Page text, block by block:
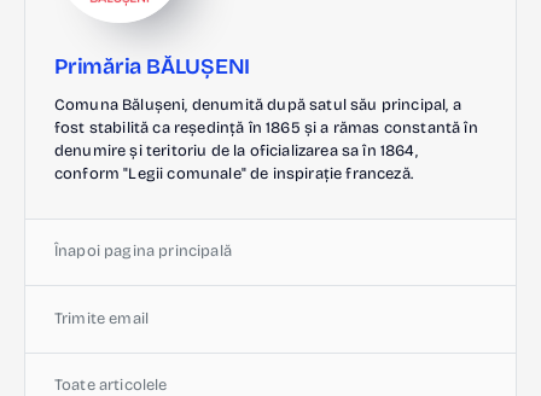
Primăria BĂLUȘENI
Comuna Bălușeni, denumită după satul său principal, a
fost stabilită ca reședință în 1865 și a rămas constantă în
denumire și teritoriu de la oficializarea sa în 1864,
conform "Legii comunale" de inspirație franceză.
Înapoi pagina principală
Trimite email
Toate articolele